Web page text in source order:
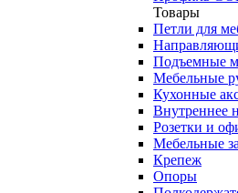
Товары
Петли для
Подъемные
Мебельные
Кухонные
Внутреннее
Розетки и
Мебельные
Крепеж
Опоры